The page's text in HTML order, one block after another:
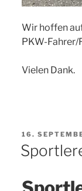
Wir hoffen
PKW-Fahrer/
Vielen Dank.
AM
16.